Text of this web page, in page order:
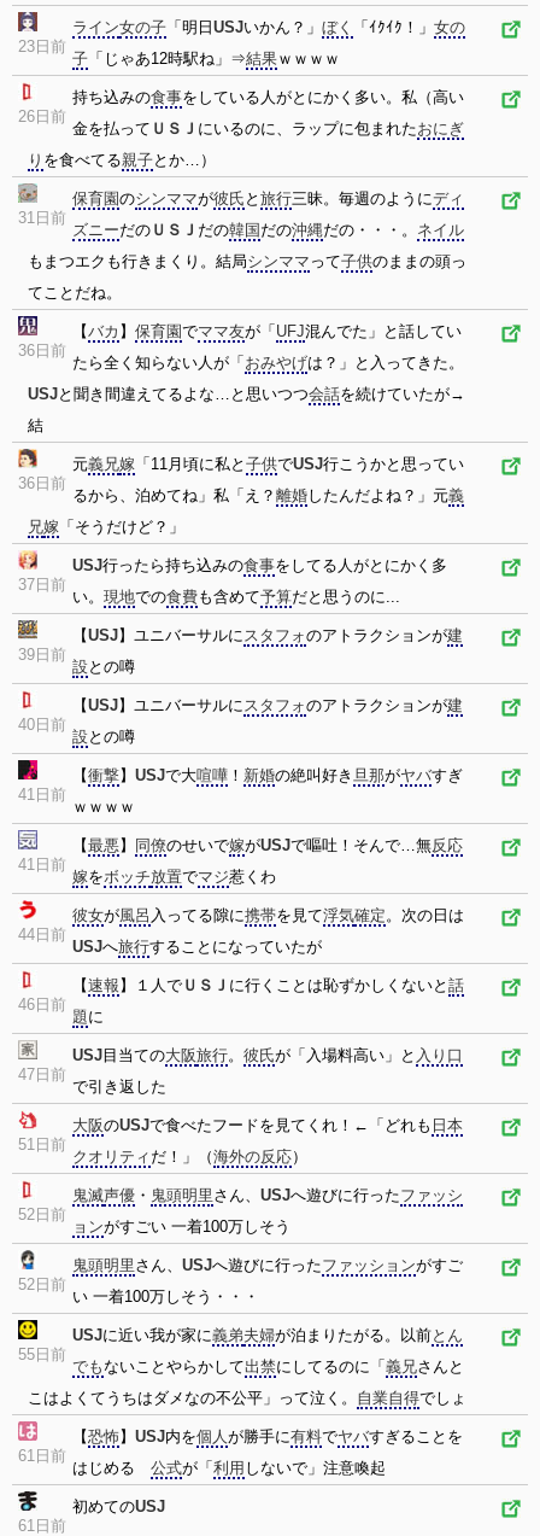
23日前
ライン女の子 「明日 USJいかん？」 ぼく 「ｲｸｲｸ！」 女の
子 「じゃあ12時駅ね」⇒結果ｗｗｗｗ
26日前
持ち込みの食事をしている人がとにかく多い。私（高い
金を払って ＵＳＪ にいるのに、ラップに包まれたおにぎ
り を食べてる親子とか…）
31日前
保育園のシンママが彼氏 と 旅行三昧。毎週のようにディ
ズニーだの ＵＳＪ だの韓国 だの沖縄だの・・・。 ネイル
もまつエクも行きまくり。結局シンママ って子供のままの頭っ
てことだね。
36日前
【バカ 】 保育園でママ友が「 UFJ混んでた」と話してい
たら全く知らない人が「 おみやげは？」と入ってきた。
USJと聞き間違えてるよな…と思いつつ会話を続けていたが→
結
36日前
元義兄嫁 「11月頃に私と 子供でUSJ行こうかと思ってい
るから、泊めてね」私「え？ 離婚したんだよね？」元義
兄嫁 「そうだけど？」
37日前
USJ行ったら持ち込みの食事をしてる人がとにかく多
い。 現地での食費も含めて予算だと思うのに...
39日前
【USJ】ユニバーサルにスタフォのアトラクションが建
設との噂
40日前
【USJ】ユニバーサルにスタフォのアトラクションが建
設との噂
41日前
【衝撃】 USJで大喧嘩 ！ 新婚の絶叫好き 旦那がヤバすぎ
ｗｗｗｗ
41日前
【最悪】 同僚のせいで嫁がUSJで嘔吐！そんで…無反応
嫁をボッチ放置でマジ惹くわ
44日前
彼女が風呂 入ってる隙に携帯を見て浮気確定。次の日は
USJへ旅行することになっていたが
46日前
【速報 】１人で ＵＳＪ に行くことは恥ずかしくないと 話
題に
47日前
USJ目当ての大阪旅行。 彼氏が「入場料高い」と 入り口
で引き返した
51日前
大阪のUSJで食べたフードを見てくれ！←「どれも 日本
クオリティ だ！」（海外の反応）
52日前
鬼滅声優 ・ 鬼頭明里さん、 USJへ遊びに行ったファッシ
ョンがすごい 一着100万しそう
52日前
鬼頭明里さん、 USJへ遊びに行ったファッションがすご
い 一着100万しそう・・・
55日前
USJに近い我が家に義弟夫婦が泊まりたがる。以前とん
でもないことやらかして出禁にしてるのに「 義兄さんと
こはよくてうちはダメなの不公平」って泣く。 自業自得でしょ
61日前
【恐怖】 USJ内を個人が勝手に有料でヤバすぎることを
はじめる 公式が「 利用 しないで」注意喚起
61日前
初めてのUSJ